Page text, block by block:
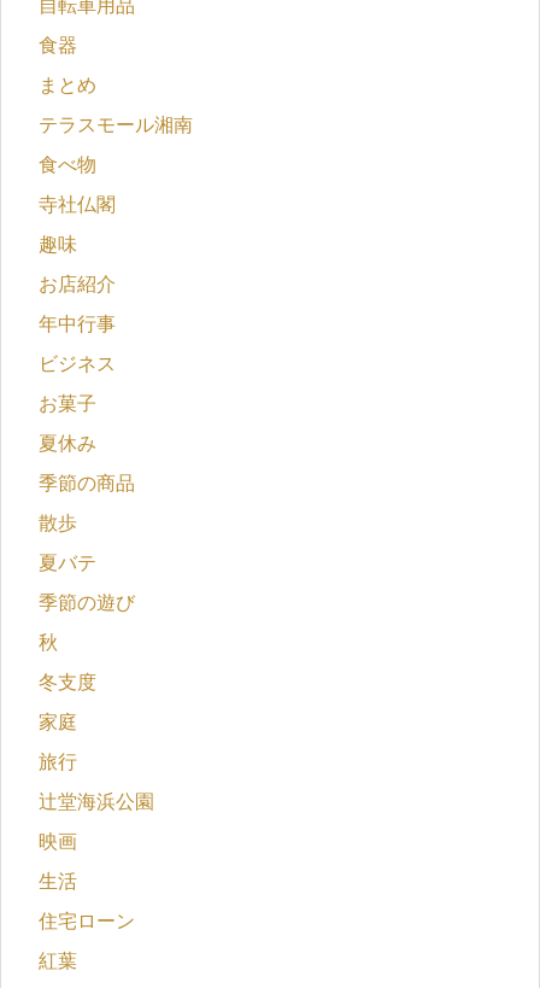
自転車用品
食器
まとめ
テラスモール湘南
食べ物
寺社仏閣
趣味
お店紹介
年中行事
ビジネス
お菓子
夏休み
季節の商品
散歩
夏バテ
季節の遊び
秋
冬支度
家庭
旅行
辻堂海浜公園
映画
生活
住宅ローン
紅葉